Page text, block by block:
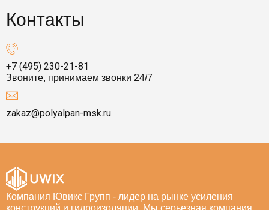
Контакты
+7 (495) 230-21-81
Звоните, принимаем звонки 24/7
zakaz@polyalpan-msk.ru
Компания Ювикс Групп - лидер на рынке усиления
конструкций и гидроизоляции. Мы серьезная компания,